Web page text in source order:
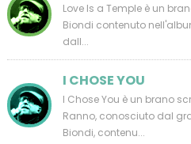
Love Is a Temple è un
Biondi contenuto
dall...
I CHOSE YOU
I Chose You è un brano
Ranno, conosciuto dal
Biondi, contenu...